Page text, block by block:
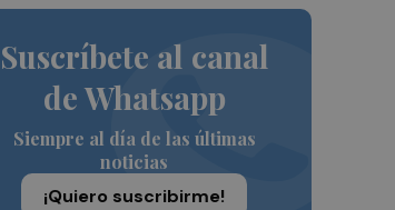
Suscríbete al canal
de Whatsapp
Siempre al día de las últimas
noticias
¡Quiero suscribirme!